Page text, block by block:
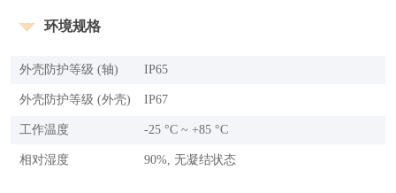
环境规格
外壳防护等级 (轴) IP65
外壳防护等级 (外壳) IP67
工作温度 -25 °C ~ +85 °C
相对湿度 90%, 无凝结状态